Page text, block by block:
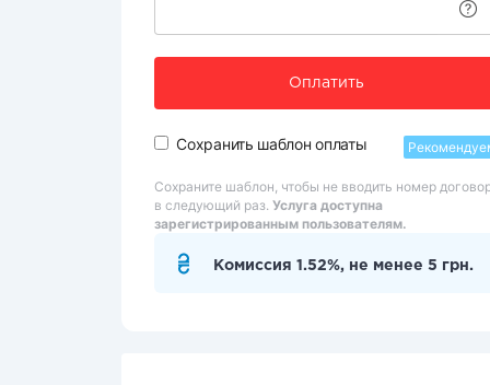
Оплатить
Сохранить шаблон оплаты
Сохраните шаблон, чтобы не вводить номер
в следующий раз. Услуга доступна
зарегистрированным пользователям.
Комиссия 1.52%, не менее 5 грн.